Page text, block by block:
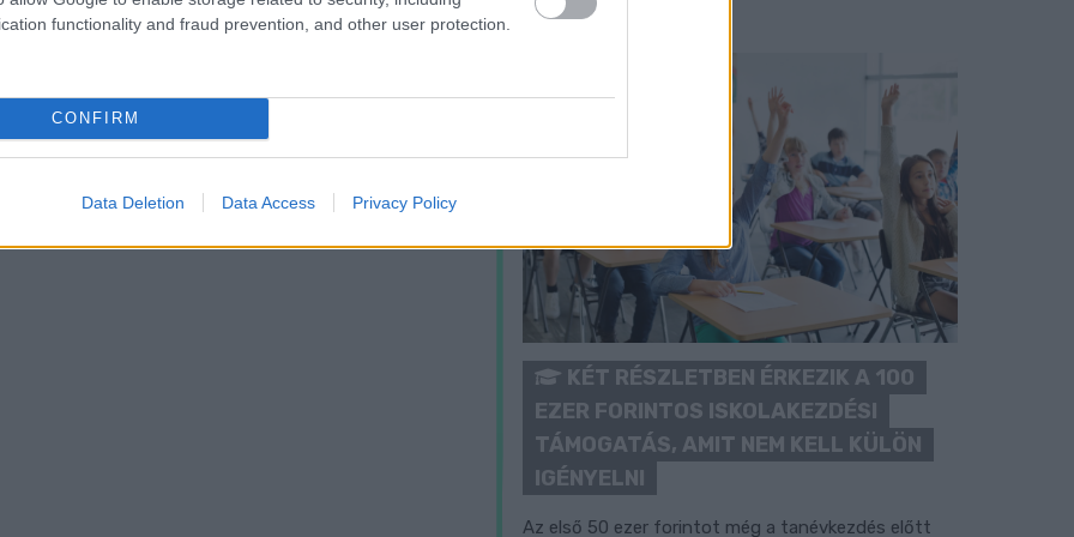
functionality and fraud prevention, and other user protection.
CONFIRM
Data Deletion Data Access Privacy Policy
KÉT RÉSZLETBEN ÉRKEZIK A 100
EZER FORINTOS ISKOLAKEZDÉSI
TÁMOGATÁS, AMIT NEM KELL KÜLÖN
IGÉNYELNI
Az első 50 ezer forintot még a tanévkezdés előtt